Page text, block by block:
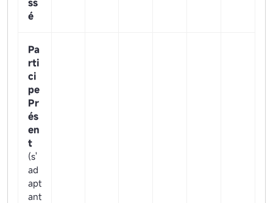
ss
é
Pa
rti
ci
pe
Pr
és
en
t
(s'
ad
apt
ant